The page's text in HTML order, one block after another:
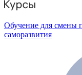
Обучение для смены
саморазвития